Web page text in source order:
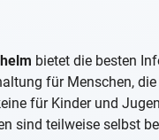
bietet die besten
für Menschen,
für Kinder und
sind teilweise selbst